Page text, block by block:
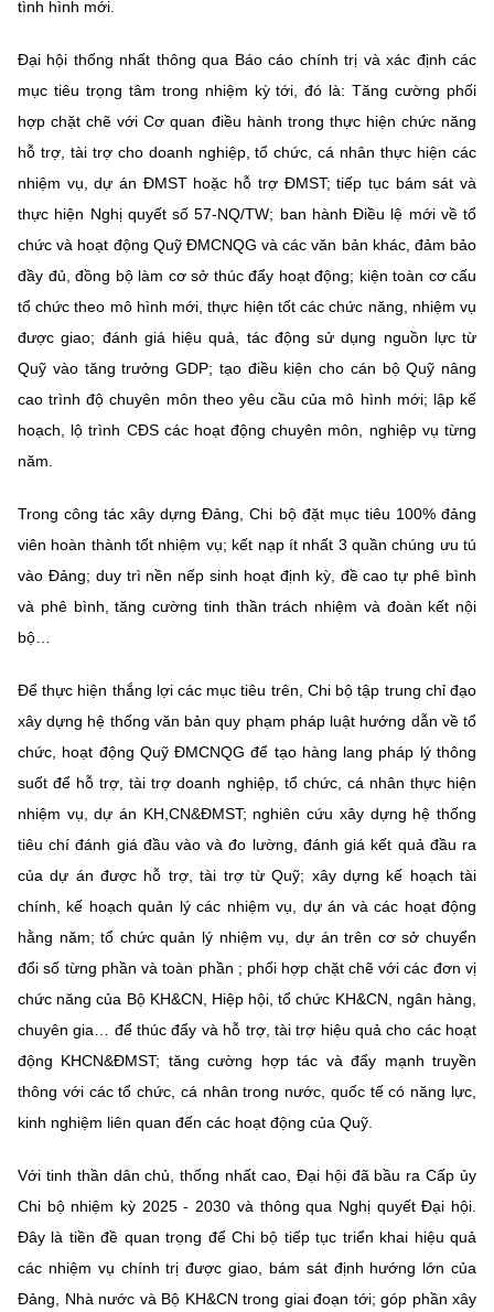
tình hình mới.
Đại hội thống nhất thông qua Báo cáo chính trị và xác định các
mục tiêu trọng tâm trong nhiệm kỳtới, đó là: Tăng cường phối
hợp chặt chẽ với Cơ quan điều hành trong thực hiện chức năng
hỗ trợ, tài trợ cho doanh nghiệp, tổ chức, cá nhân thực hiện các
nhiệm vụ, dự án ĐMST hoặc hỗ trợ ĐMST; tiếp tục bám sát và
thực hiện Nghị quyết số 57-NQ/TW; ban hành Điều lệ mới về tổ
chức và hoạt động Quỹ ĐMCNQG và các văn bản khác, đảm bảo
đầy đủ, đồng bộ làm cơ sở thúc đẩy hoạt động; kiện toàn cơ cấu
tổ chức theo mô hình mới, thực hiện tốt các chức năng, nhiệm vụ
được giao; đánh giá hiệu quả, tác động sử dụng nguồn lực từ
Quỹ vào tăng trưởng GDP; tạo điều kiện cho cán bộ Quỹ nâng
cao trình độ chuyên môn theo yêu cầu của mô hình mới; lập kế
hoạch, lộ trình CĐS các hoạt động chuyên môn, nghiệp vụ từng
năm.
Trong công tác xây dựng Đảng, Chi bộ đặt mục tiêu 100% đảng
viên hoàn thành tốt nhiệm vụ; kết nạp ít nhất 3 quần chúng ưu tú
vào Đảng; duy trì nền nếp sinh hoạt định kỳ, đề cao tự phê bình
và phê bình, tăng cường tinh thần trách nhiệm và đoàn kết nội
bộ…
Để thực hiện thắng lợi các mục tiêu trên, Chi bộ tập trung chỉ đạo
xây dựng hệ thống văn bản quy phạm pháp luật hướng dẫn về tổ
chức, hoạt động Quỹ ĐMCNQG để tạo hàng lang pháp lý thông
suốt để hỗ trợ, tài trợ doanh nghiệp, tổ chức, cá nhân thực hiện
nhiệm vụ, dự án KH,CN&ĐMST; nghiên cứu xây dựng hệ thống
tiêu chí đánh giá đầu vào và đo lường, đánh giá kết quả đầu ra
của dự án được hỗ trợ, tài trợ từ Quỹ; xây dựng kế hoạch tài
chính, kế hoạch quản lý các nhiệm vụ, dự án và các hoạt động
hằng năm; tổ chức quản lý nhiệm vụ, dự án trên cơ sở chuyển
đổi số từng phần và toàn phần ; phối hợp chặt chẽ với các đơn vị
chức năng của Bộ KH&CN, Hiệp hội, tổ chức KH&CN, ngân hàng,
chuyên gia… để thúc đẩy và hỗ trợ, tài trợ hiệu quả cho các hoạt
động KHCN&ĐMST; tăng cường hợp tác và đẩy mạnh truyền
thông với các tổ chức, cá nhân trong nước, quốc tế có năng lực,
kinh nghiệm liên quan đến các hoạt động của Quỹ.
Với tinh thần dân chủ, thống nhất cao, Đại hội đã bầu ra Cấp ủy
Chi bộ nhiệm kỳ 2025 - 2030 và thông qua Nghị quyết Đại hội.
Đây là tiền đề quan trọng để Chi bộ tiếp tục triển khai hiệu quả
các nhiệm vụ chính trị được giao, bám sát định hướng lớn của
Đảng, Nhà nước và Bộ KH&CN trong giai đoạn tới; góp phần xây